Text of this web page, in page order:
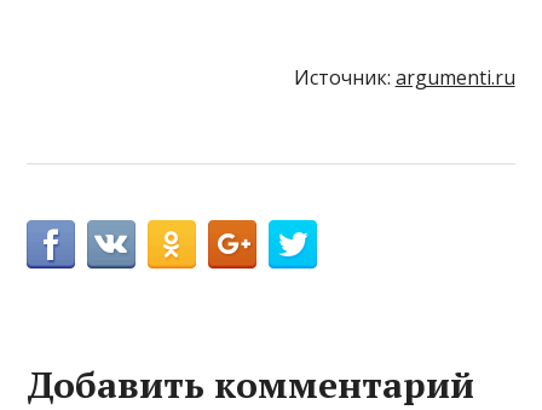
Источник: argumenti.ru
Добавить комментарий